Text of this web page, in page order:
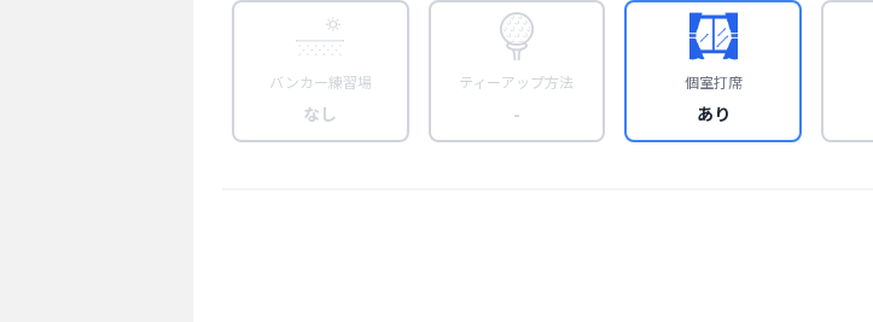
バンカー練習場
なし
ティーアップ方法
-
個室打席
あり